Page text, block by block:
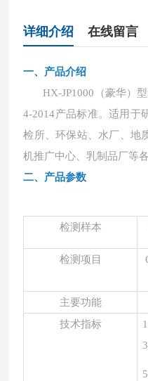
详细介绍 在线留言
一、 产品介绍
HX-JP1000（豪华）
4-2014产品标准。适用于
检所、环保站、水厂、地
机推广中心、乳制品厂等各
二、产品参数
检测样本
检测项目
主要功能
技术指标